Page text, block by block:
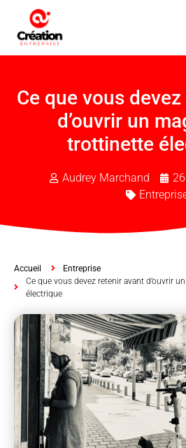
Ce que vous
d’ouvrir un
trottinette
Audrey Marchand
Accueil
Entreprise
Ce que vous devez retenir avant d’ouvrir
électrique